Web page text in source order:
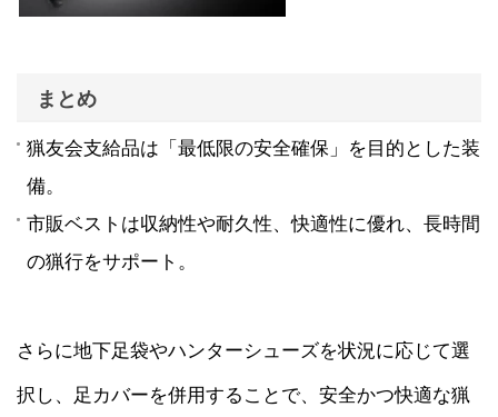
まとめ
猟友会支給品は「最低限の安全確保」を目的とした装
備。
市販ベストは収納性や耐久性、快適性に優れ、長時間
の猟行をサポート。
さらに地下足袋やハンターシューズを状況に応じて選
択し、足カバーを併用することで、安全かつ快適な猟